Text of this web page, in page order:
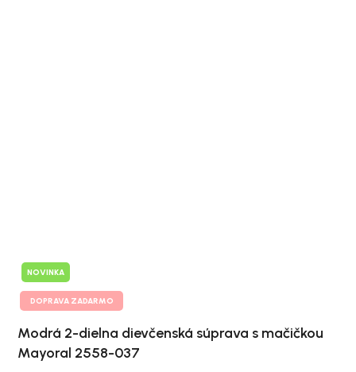
NOVINKA
DOPRAVA ZADARMO
Modrá 2-dielna dievčenská súprava s mačičkou
Mayoral 2558-037